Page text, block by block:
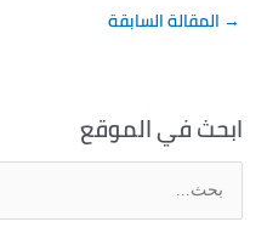
→ المقالة السابقة
ابحث في الموقع